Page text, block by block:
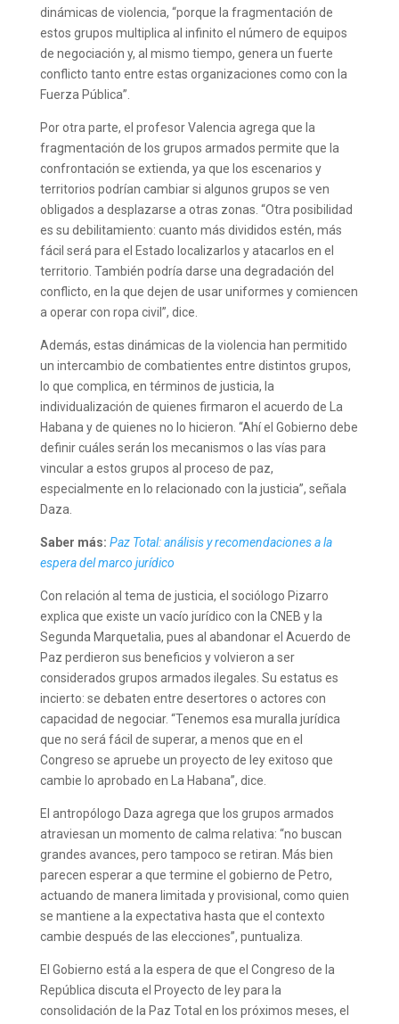
dinámicas de violencia, “porque la fragmentación de
estos grupos multiplica al infinito el número de equipos
de negociación y, al mismo tiempo, genera un fuerte
conflicto tanto entre estas organizaciones como con la
Fuerza Pública”.
Por otra parte, el profesor Valencia agrega que la
fragmentación de los grupos armados permite que la
confrontación se extienda, ya que los escenarios y
territorios podrían cambiar si algunos grupos se ven
obligados a desplazarse a otras zonas. “Otra posibilidad
es su debilitamiento: cuanto más divididos estén, más
fácil será para el Estado localizarlos y atacarlos en el
territorio. También podría darse una degradación del
conflicto, en la que dejen de usar uniformes y comiencen
a operar con ropa civil”, dice.
Además, estas dinámicas de la violencia han permitido
un intercambio de combatientes entre distintos grupos,
lo que complica, en términos de justicia, la
individualización de quienes firmaron el acuerdo de La
Habana y de quienes no lo hicieron. “Ahí el Gobierno debe
definir cuáles serán los mecanismos o las vías para
vincular a estos grupos al proceso de paz,
especialmente en lo relacionado con la justicia”, señala
Daza.
Saber más: Paz Total: análisis y recomendaciones a la
espera del marco jurídico
Con relación al tema de justicia, el sociólogo Pizarro
explica que existe un vacío jurídico con la CNEB y la
Segunda Marquetalia, pues al abandonar el Acuerdo de
Paz perdieron sus beneficios y volvieron a ser
considerados grupos armados ilegales. Su estatus es
incierto: se debaten entre desertores o actores con
capacidad de negociar. “Tenemos esa muralla jurídica
que no será fácil de superar, a menos que en el
Congreso se apruebe un proyecto de ley exitoso que
cambie lo aprobado en La Habana”, dice.
El antropólogo Daza agrega que los grupos armados
atraviesan un momento de calma relativa: “no buscan
grandes avances, pero tampoco se retiran. Más bien
parecen esperar a que termine el gobierno de Petro,
actuando de manera limitada y provisional, como quien
se mantiene a la expectativa hasta que el contexto
cambie después de las elecciones”, puntualiza.
El Gobierno está a la espera de que el Congreso de la
República discuta el Proyecto ​de ley para la
consolidación de la Paz Total en los próximos meses, el